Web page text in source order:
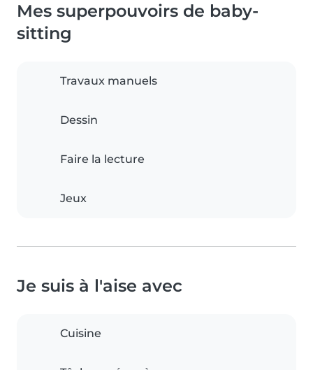
Mes superpouvoirs de baby-
sitting
Travaux manuels
Dessin
Faire la lecture
Jeux
Je suis à l'aise avec
Cuisine